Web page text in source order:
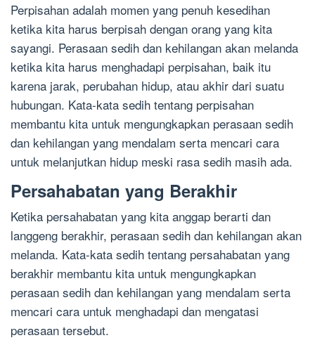
Perpisahan adalah momen yang penuh kesedihan
ketika kita harus berpisah dengan orang yang kita
sayangi. Perasaan sedih dan kehilangan akan melanda
ketika kita harus menghadapi perpisahan, baik itu
karena jarak, perubahan hidup, atau akhir dari suatu
hubungan. Kata-kata sedih tentang perpisahan
membantu kita untuk mengungkapkan perasaan sedih
dan kehilangan yang mendalam serta mencari cara
untuk melanjutkan hidup meski rasa sedih masih ada.
Persahabatan yang Berakhir
Ketika persahabatan yang kita anggap berarti dan
langgeng berakhir, perasaan sedih dan kehilangan akan
melanda. Kata-kata sedih tentang persahabatan yang
berakhir membantu kita untuk mengungkapkan
perasaan sedih dan kehilangan yang mendalam serta
mencari cara untuk menghadapi dan mengatasi
perasaan tersebut.